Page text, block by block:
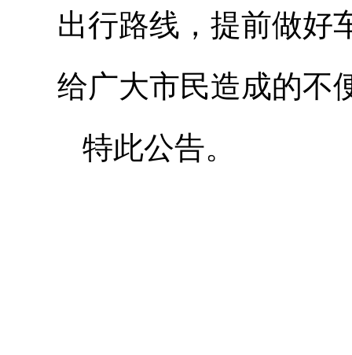
出行路线，提前做好
给广大市民造成的不
特此公告。